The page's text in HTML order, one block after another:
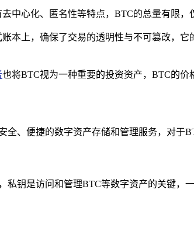
中心化、匿名性等特点，BTC的总量有限，
本上，确保了交易的透明性与不可篡改，
也将BTC视为一种重要的投资资产，BTC的价
、便捷的数字资产存储和管理服务，对于
私钥是访问和管理BTC等数字资产的关键，